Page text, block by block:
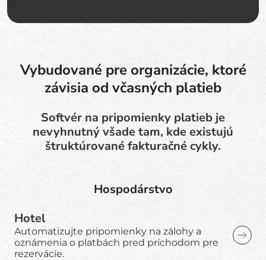
Vybudované pre organizácie, ktoré
závisia od včasných platieb
Softvér na pripomienky platieb je
nevyhnutný všade tam, kde existujú
štruktúrované fakturačné cykly.
Hospodárstvo
Hotel
Automatizujte pripomienky na zálohy a
oznámenia o platbách pred príchodom pre
rezervácie.